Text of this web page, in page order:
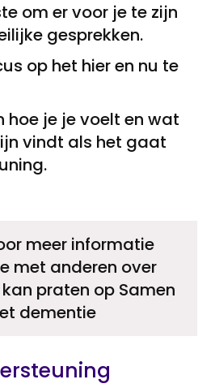
om er voor je te zijn
gesprekken.
op het hier en nu te
hoe je je voelt en wat
vindt als het gaat
meer informatie
met anderen over
praten op Samen
dementie